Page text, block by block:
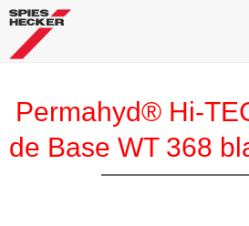
Permahyd® Hi-
de Base WT 368